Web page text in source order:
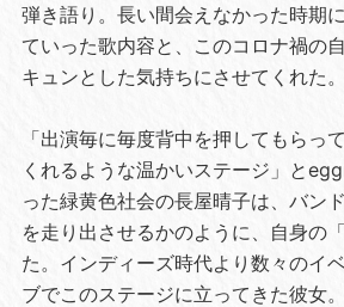
弾き語り。長い間会えなかった時期
ていった歌内容と、このコロナ禍の
キュンとした気持ちにさせてくれた。
「出演毎に毎度背中を押してもらっ
くれるような温かいステージ」と
った緑黄色社会の長屋晴子は、バン
を走り出させるかのように、自身の
た。インディーズ時代より数々のイ
ブでこのステージに立ってきた彼女